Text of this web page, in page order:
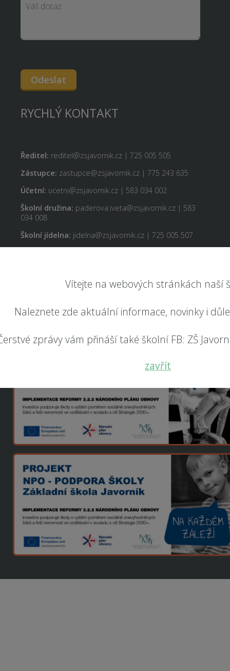
Vítejte na webových stránkách naší
Naleznete zde aktuální informace, novinky i
zprávy vám přináší také školní FB: ZŠ
zavřít
Odeslat
RYCHLÝ KONTAKT
Ředitel: reditel@zsjavornik.cz | 725 005 505
Zástupce: zastupce@zsjavornik.cz | 775 243 635
Účetní: ucetni@zsjavornik.cz | 583 034 002
Školní družina: paderova.iveta@zsjavornik.cz | 583
034 008
Školní jídelna: jidelna@zsjavornik.cz | 725 005 507